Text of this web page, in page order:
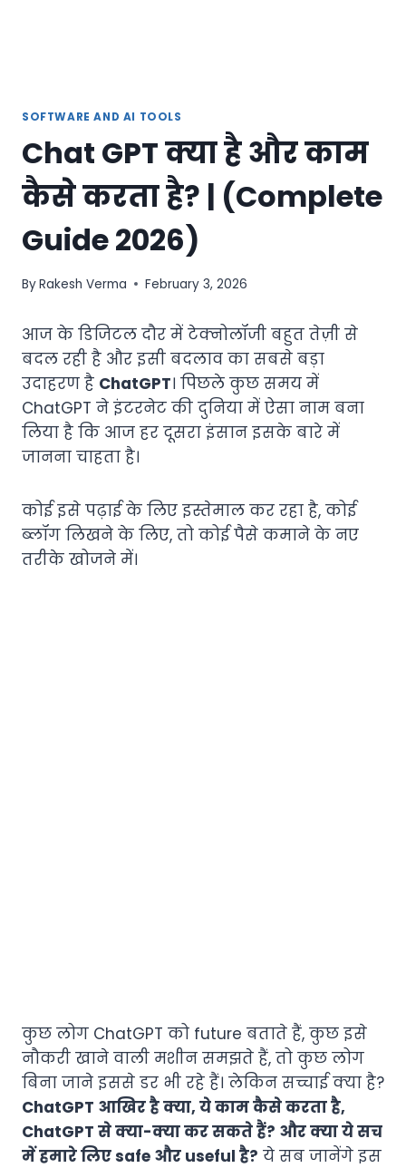
SOFTWARE AND AI TOOLS
Chat GPT क्या है और काम
कैसे करता है? | (Complete
Guide 2026)
ByRakesh Verma February 3, 2026
आज के डिजिटल दौर में टेक्नोलॉजी बहुत तेज़ी से
बदल रही है और इसी बदलाव का सबसे बड़ा
उदाहरण है ChatGPT। पिछले कुछ समय में
ChatGPT ने इंटरनेट की दुनिया में ऐसा नाम बना
लिया है कि आज हर दूसरा इंसान इसके बारे में
जानना चाहता है।
कोई इसे पढ़ाई के लिए इस्तेमाल कर रहा है, कोई
ब्लॉग लिखने के लिए, तो कोई पैसे कमाने के नए
तरीके खोजने में।
कुछ लोग ChatGPT को future बताते हैं, कुछ इसे
नौकरी खाने वाली मशीन समझते हैं, तो कुछ लोग
बिना जाने इससे डर भी रहे हैं। लेकिन सच्चाई क्या है?
ChatGPT आखिर है क्या, ये काम कैसे करता है,
ChatGPT से क्या-क्या कर सकते हैं? और क्या ये सच
में हमारे लिए safe और useful है? ये सब जानेंगे इस